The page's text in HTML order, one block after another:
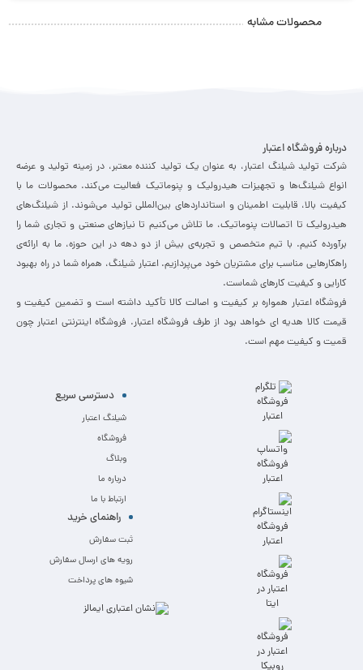
محصولات مشابه
درباره فروشگاه اعتبار
شرکت تولید شیلنگ اعتبار، به عنوان یک تولید کننده معتبر، در زمینه تولید و عرضه
انواع شیلنگ‌ها و تجهیزات هیدرولیک و پنوماتیک فعالیت می‌کند. محصولات ما با
کیفیت بالا، قابلیت اطمینان و استانداردهای بین‌المللی تولید می‌شوند. از شیلنگ‌های
هیدرولیک تا اتصالات پنوماتیک، ما تلاش می‌کنیم تا نیازهای صنعتی و تجاری شما را
برآورده کنیم. با تیم متخصص و تجربه‌ی بیش از دو دهه در این حوزه، ما به ارائه‌ی
راهکارهایی مناسب برای مشتریان خود می‌پردازیم. اعتبار شیلنگ، همراه شما در راه بهبود
کارایی و کیفیت کارهای شماست.
فروشگاه اعتبار همواره بر کیفیت و اصالت کالا تأکید داشته است و تضمین کیفیت و
قیمت کالا هدیه ای خواهد بود از طرف فروشگاه اعتبار. فروشگاه اینترنتی اعتبار چون
قمیت و کیفیت مهم است.
دسترسی سریع
شیلنگ اعتبار
فروشگاه
وبلاگ
درباره ما
ارتباط با ما
راهنمای خرید
ثبت سفارش
رویه های ارسال سفارش
شیوه های پرداخت